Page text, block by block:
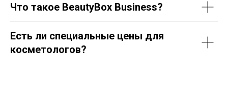
Что такое BeautyBox Business?
Есть ли специальные цены для
косметологов?